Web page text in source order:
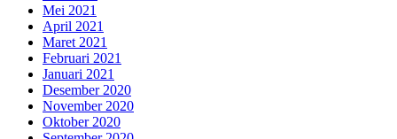
Mei 2021
April 2021
Maret 2021
Februari 2021
Januari 2021
Desember 2020
November 2020
Oktober 2020